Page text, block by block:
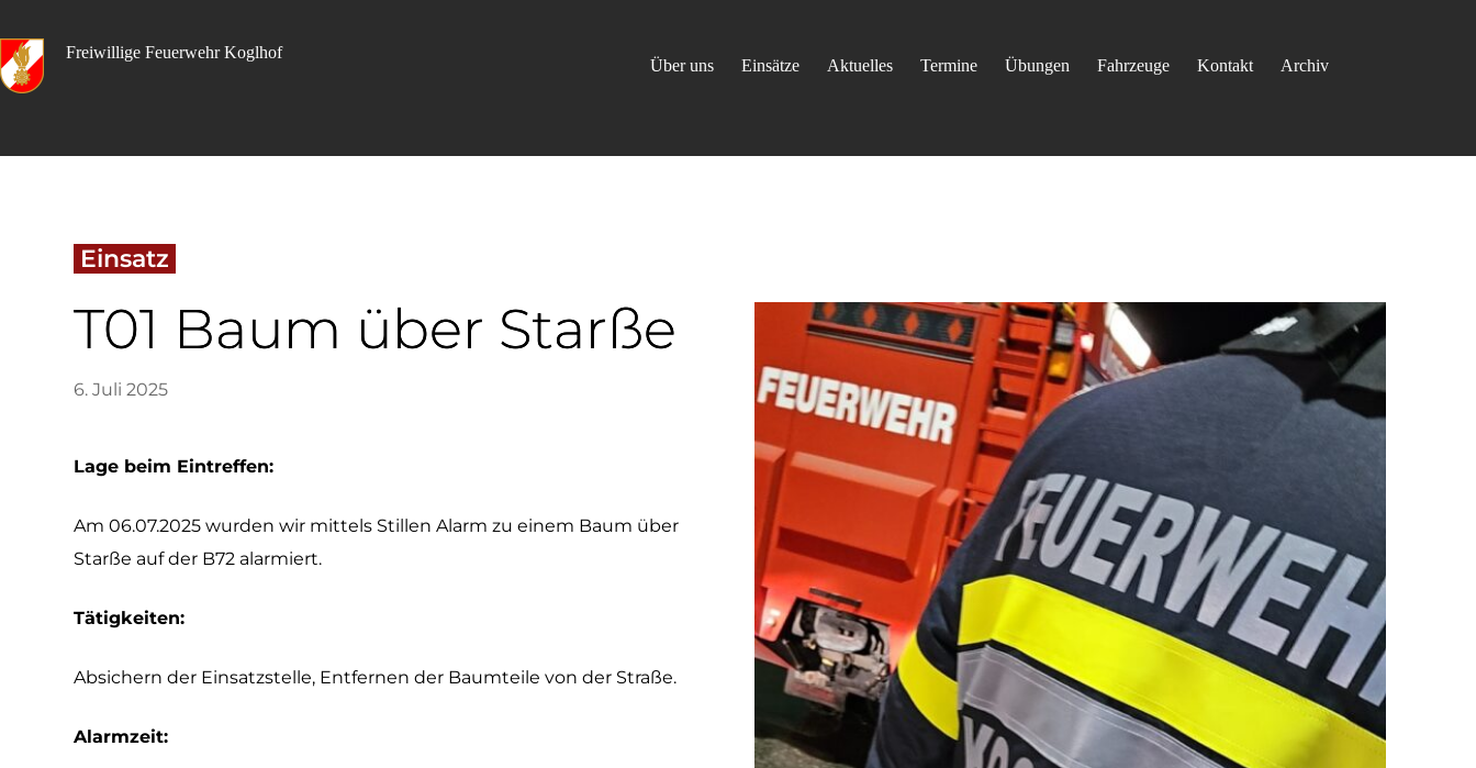
content
Freiwillige Feuerwehr Koglhof
Über uns Einsätze Aktuelles Termine Übungen Fahrzeuge Kontakt Archiv
Einsatz
T01 Baum über Starße
6. Juli 2025
Lage beim Eintreffen:
Am 06.07.2025 wurden wir mittels Stillen Alarm zu einem Baum über
Starße auf der B72 alarmiert.
Tätigkeiten:
Absichern der Einsatzstelle, Entfernen der Baumteile von der Straße.
Alarmzeit: